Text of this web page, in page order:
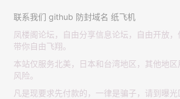
联系我们 github 防封域名 纸飞机
凤楼阁论坛，自由分享信息论坛，自由开放
带你自由飞翔。
本站仅服务北美，日本和台湾地区，其他地
风险。
凡是现要求先付款的，一律是骗子，请到曝光